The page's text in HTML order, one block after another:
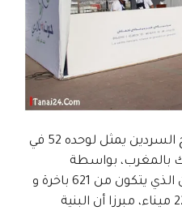
وأشار المصدر ذاته إلى أن إنتاج السردين يمثل لوحده 52 في
بالمغرب، بواسطة
أسطول صيد سمك السردين الذي يتكون من 621 باخرة و
22 سفينة جر مبردة ترسو ب22 ميناء، مبرزا أن البنية